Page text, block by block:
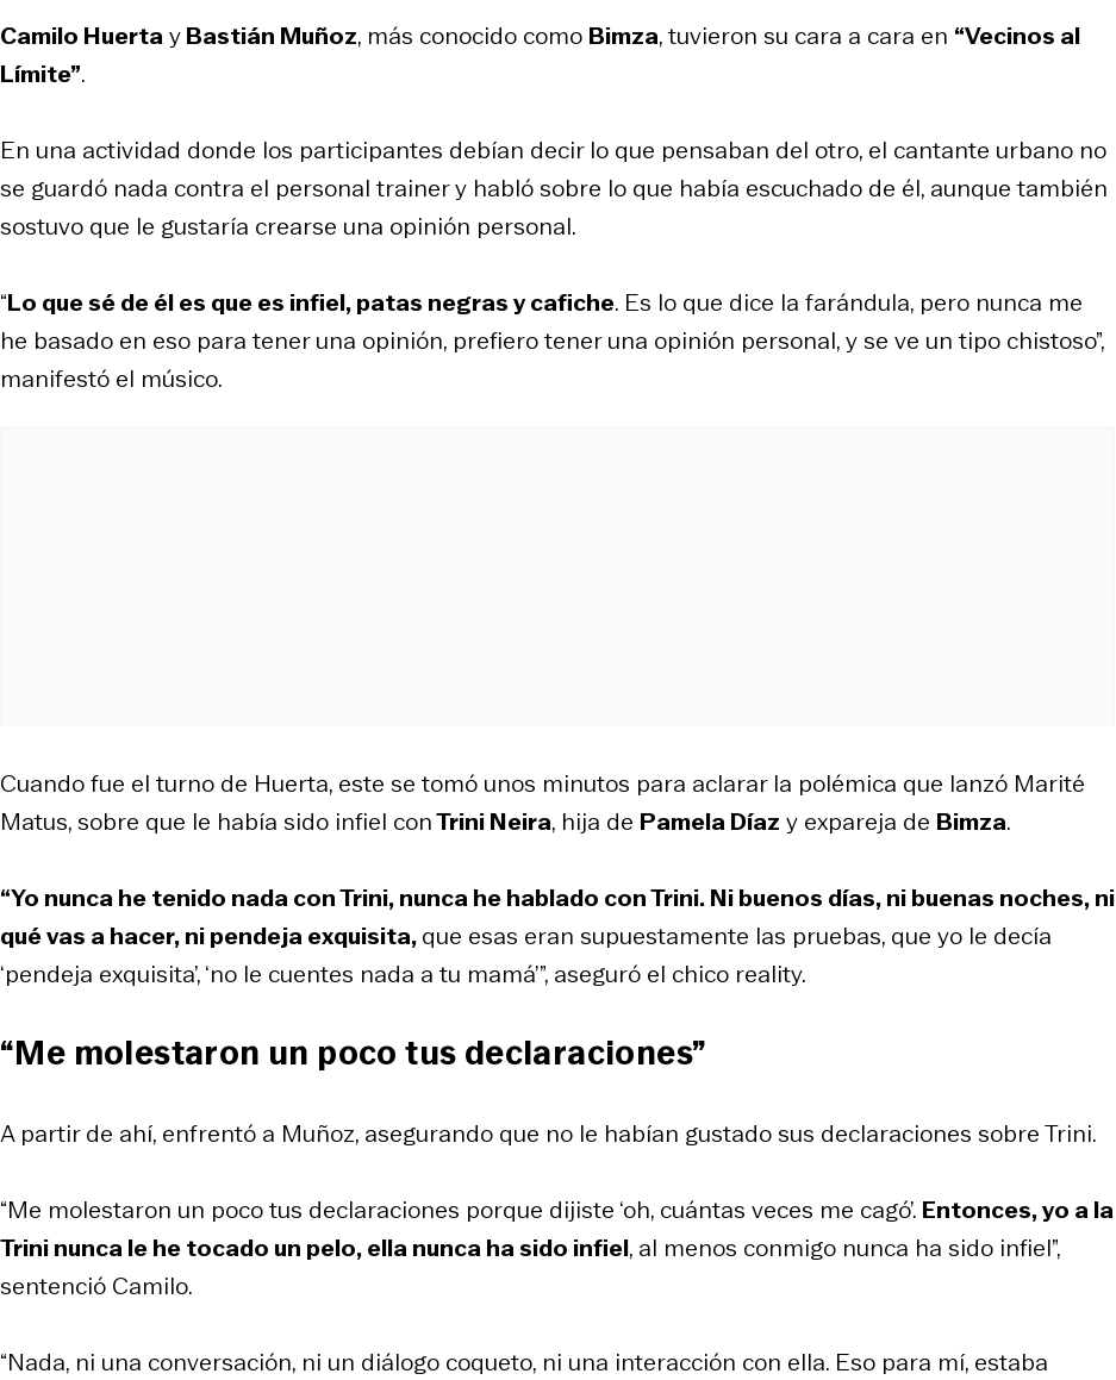
Camilo HuertayBastián Muñoz, más conocido como Bimza, tuvieron su cara a cara en “Vecinos al
Límite”.
En una actividad donde los participantes debían decir lo que pensaban del otro, el cantante urbano no
se guardó nada contra el personal trainer y habló sobre lo que había escuchado de él, aunque también
sostuvo que le gustaría crearse una opinión personal.
“Lo que sé de él es que es infiel, patas negras y cafiche. Es lo que dice la farándula, pero nunca me
he basado en eso para tener una opinión, prefiero tener una opinión personal, y se ve un tipo chistoso”,
manifestó el músico.
Cuando fue el turno de Huerta, este se tomó unos minutos para aclarar la polémica que lanzó Marité
Matus, sobre que le había sido infiel conTrini Neira, hija de Pamela Díaz y expareja de Bimza.
“Yo nunca he tenido nada con Trini, nunca he hablado con Trini. Ni buenos días, ni buenas noches, ni
qué vas a hacer, ni pendeja exquisita,que esas eran supuestamente las pruebas, que yo le decía
‘pendeja exquisita’, ‘no le cuentes nada a tu mamá’”, aseguró el chico reality.
“Me molestaron un poco tus declaraciones”
A partir de ahí, enfrentó a Muñoz, asegurando que no le habían gustado sus declaraciones sobre Trini.
“Me molestaron un poco tus declaraciones porque dijiste ‘oh, cuántas veces me cagó’. Entonces, yo a la
Trini nunca le he tocado un pelo, ella nunca ha sido infiel, al menos conmigo nunca ha sido infiel”,
sentenció Camilo.
“Nada, ni una conversación, ni un diálogo coqueto, ni una interacción con ella. Eso para mí, estaba